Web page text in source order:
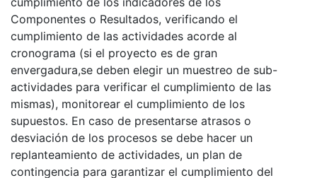
Componentes o Resultados, verificando el
cumplimiento de las actividades acorde al
cronograma (si el proyecto es de gran
envergadura,se deben elegir un muestreo de sub-
actividades para verificar el cumplimiento de las
mismas), monitorear el cumplimiento de los
supuestos. En caso de presentarse atrasos o
desviación de los procesos se debe hacer un
replanteamiento de actividades, un plan de
contingencia para garantizar el cumplimiento del